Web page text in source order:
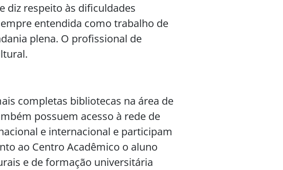
diz respeito às dificuldades
entendida como trabalho de
plena. O profissional de
completas bibliotecas na área de
possuem acesso à rede de
e internacional e participam
ao Centro Acadêmico o aluno
e de formação universitária